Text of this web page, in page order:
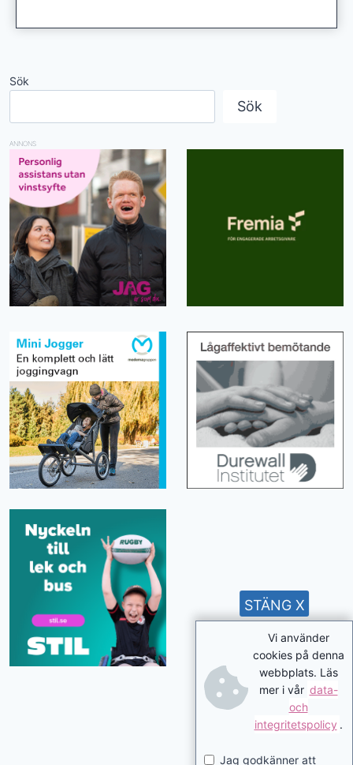
Sök
Sök
ANNONS
Vi använder
cookies på denna
webbplats. Läs
mer i vår data-
och
integritetspolicy .
Jag godkänner att
STÄNG X